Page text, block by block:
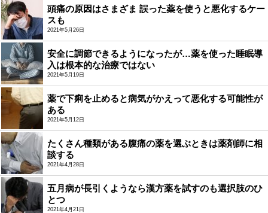
頭痛の原因はさまざま 誤った薬を使うと悪化するケー
スも
2021年5月26日
安全に調節できるようになったが…薬を使った睡眠導
入は根本的な治療ではない
2021年5月19日
薬で下痢を止めると病気がかえって悪化する可能性が
ある
2021年5月12日
たくさん種類がある腹痛の薬を選ぶときは薬剤師に相
談する
2021年4月28日
五月病が長引くようなら漢方薬を試すのも選択肢のひ
とつ
2021年4月21日